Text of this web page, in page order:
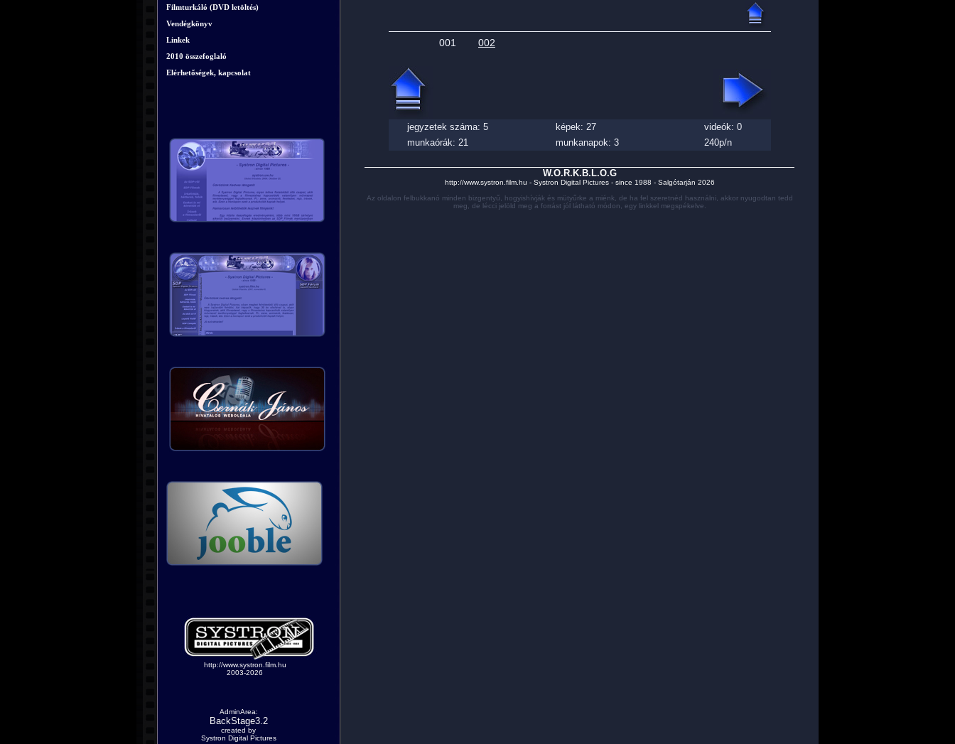
Filmturkáló (DVD letöltés)
Vendégkönyv
Linkek
2010 összefoglaló
Elérhetőségek, kapcsolat
001 002
jegyzetek száma: 5 képek: 27
videók: 0
munkaórák: 21
munkanapok: 3 240p/n
W.O.R.K.B.L.O.G
http://www.systron.film.hu - Systron Digital Pictures - since 1988 - Salgótarján 2026
Az oldalon felbukkanó minden bizgentyű, hogyishívják és mütyűrke a miénk, de ha fel szeretnéd használni, akkor nyugodtan tedd
meg, de lécci jelöld meg a forrást jól látható módon, egy linkkel megspékelve.
http://www.systron.film.hu
2003-2026
AdminArea:
BackStage3.2
created by
Systron Digital Pictures